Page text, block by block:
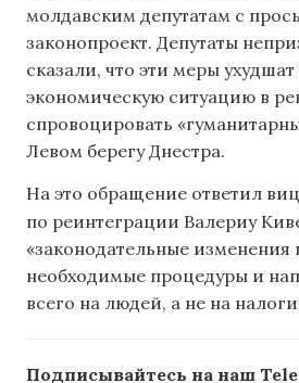
молдавским депутатам с
законопроект. Депутаты
сказали, что эти меры
экономическую ситуацию в
спровоцировать
Левом берегу Днестра.
На это обращение ответил
по реинтеграции Валериу
«законодательные
необходимые процедуры и
всего на людей, а не на
Подписывайтесь на наш